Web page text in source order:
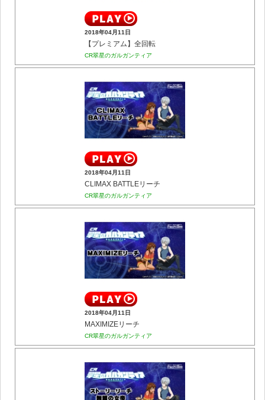
2018年04月11日
【プレミアム】全回転
CR翠星のガルガンティア
2018年04月11日
CLIMAX BATTLEリーチ
CR翠星のガルガンティア
2018年04月11日
MAXIMIZEリーチ
CR翠星のガルガンティア